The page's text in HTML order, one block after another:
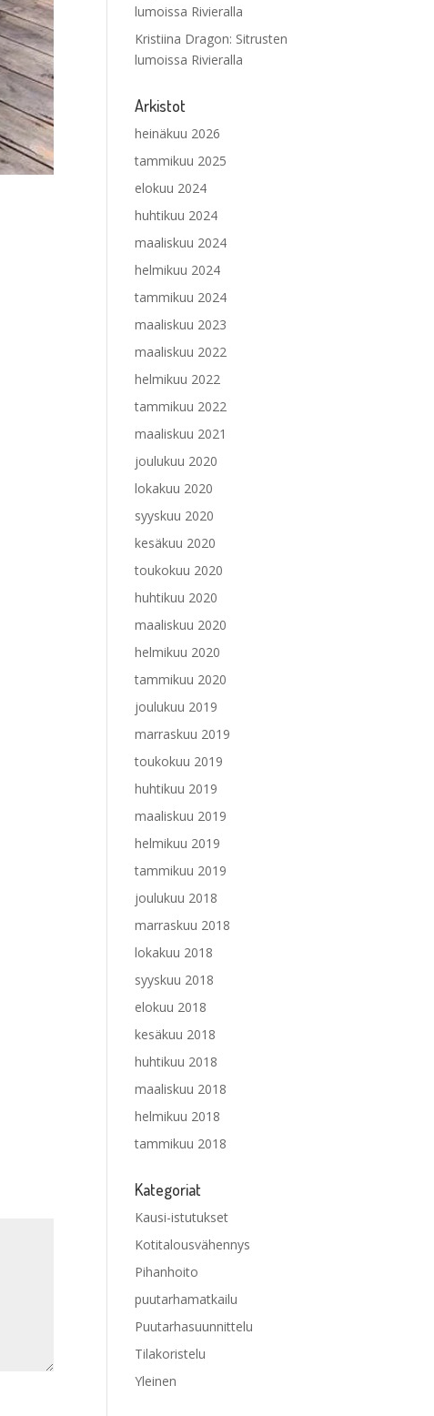
lumoissa Rivieralla
Kristiina Dragon: Sitrusten
lumoissa Rivieralla
Arkistot
heinäkuu 2026
tammikuu 2025
elokuu 2024
huhtikuu 2024
maaliskuu 2024
helmikuu 2024
tammikuu 2024
maaliskuu 2023
maaliskuu 2022
helmikuu 2022
tammikuu 2022
maaliskuu 2021
joulukuu 2020
lokakuu 2020
syyskuu 2020
kesäkuu 2020
toukokuu 2020
huhtikuu 2020
maaliskuu 2020
helmikuu 2020
tammikuu 2020
joulukuu 2019
marraskuu 2019
toukokuu 2019
huhtikuu 2019
maaliskuu 2019
helmikuu 2019
tammikuu 2019
joulukuu 2018
marraskuu 2018
lokakuu 2018
syyskuu 2018
elokuu 2018
kesäkuu 2018
huhtikuu 2018
maaliskuu 2018
helmikuu 2018
tammikuu 2018
Kategoriat
Kausi-istutukset
Kotitalousvähennys
Pihanhoito
puutarhamatkailu
Puutarhasuunnittelu
Tilakoristelu
Yleinen